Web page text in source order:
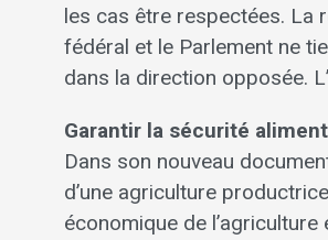
les cas être respectées. La
fédéral et le Parlement ne
dans la direction opposée.
Garantir la sécurité
Dans son nouveau
d’une agriculture
économique de